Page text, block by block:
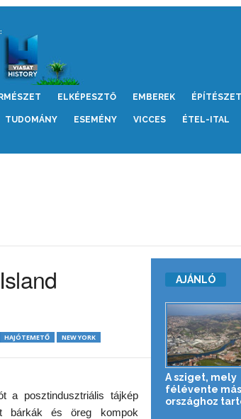
ELKÉPESZTŐ EMBEREK ÉPÍTÉSZET
TUDOMÁNY ESEMÉNY VICCES ÉTEL-ITAL
HAJÓTEMETŐ
NEW YORK
a posztindusztriális tájkép
bárkák és öreg kompok
AJÁNLÓ
A sziget, mely
félévente más
országhoz